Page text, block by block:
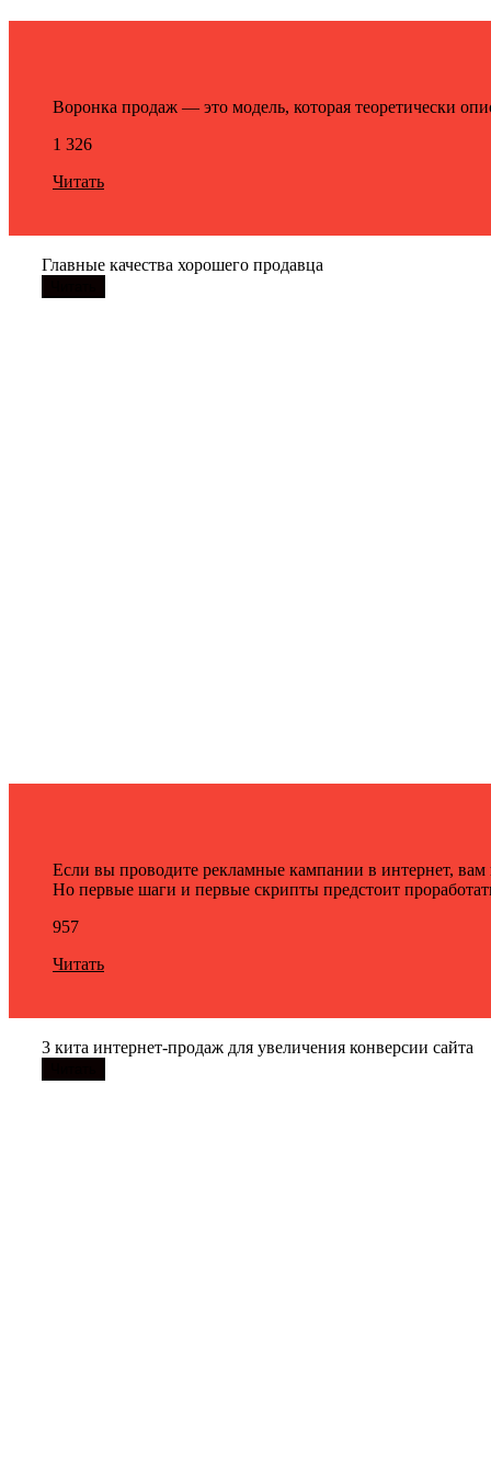
Воронка продаж — это модель, которая теоретически
1 326
Читать
Главные качества хорошего продавца
Если вы проводите рекламные кампании в интернет,
Но первые шаги и первые скрипты предстоит
957
Читать
3 кита интернет-продаж для увеличения конверсии сайта